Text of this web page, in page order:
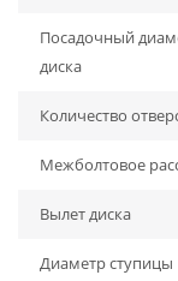
Посадочный
диска
Количество
Межболтовое
Вылет диска
Диаметр ступицы